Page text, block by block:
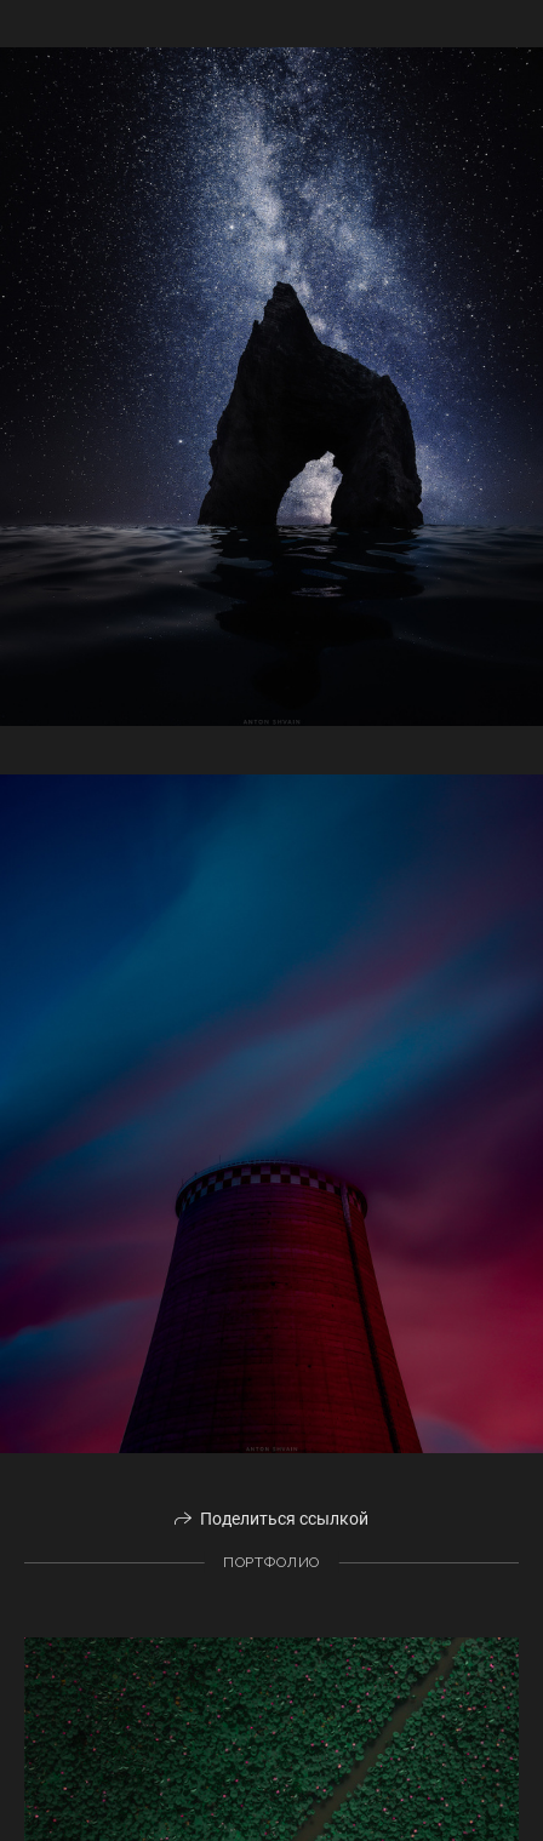
Поделиться ссылкой
ПОРТФОЛИО